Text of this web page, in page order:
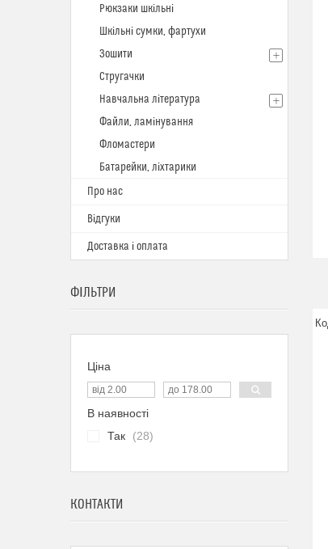
Рюкзаки шкільні
Шкільні сумки, фартухи
Зошити
Стругачки
Навчальна література
Файли, ламінування
Фломастери
Батарейки, ліхтарики
Про нас
Відгуки
Доставка і оплата
ФІЛЬТРИ
Ціна
В наявності
Так
28
КОНТАКТИ